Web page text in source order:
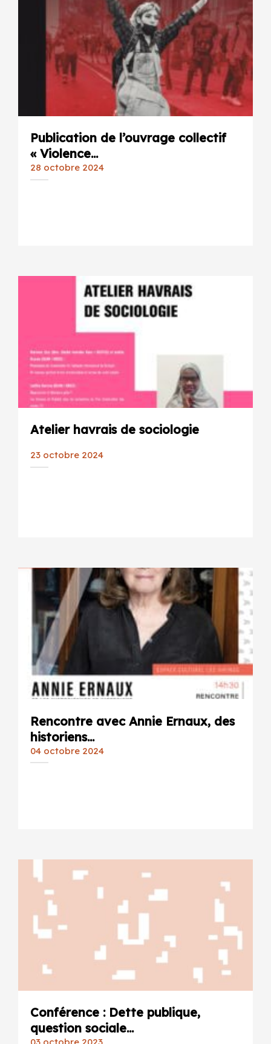
Publication de l’ouvrage collectif
« Violence...
28 octobre 2024
Atelier havrais de sociologie
23 octobre 2024
Rencontre avec Annie Ernaux, des
historiens...
04 octobre 2024
Conférence : Dette publique,
question sociale...